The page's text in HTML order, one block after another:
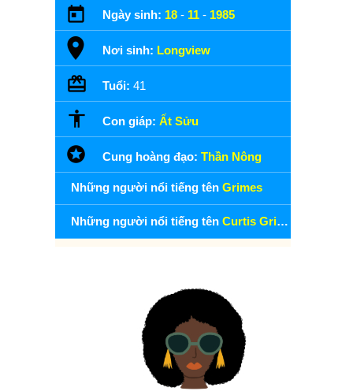
Ngày sinh: 18 - 11 - 1985
Nơi sinh: Longview
Tuổi: 41
Con giáp: Ất Sửu
Cung hoàng đạo: Thần Nông
Những người nổi tiếng tên Grimes
Những người nổi tiếng tên Curtis Grimes